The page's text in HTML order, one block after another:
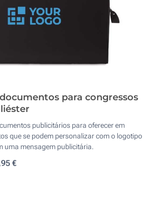
para congressos
publicitários para oferecer em
que se podem personalizar com o logotipo
uma mensagem publicitária.
€